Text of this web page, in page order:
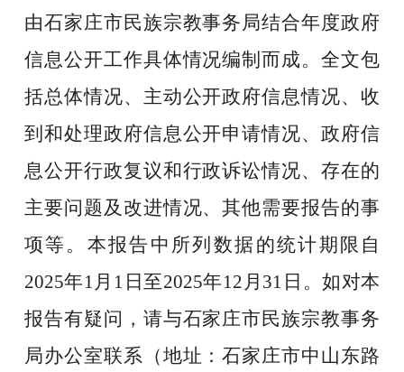
由石家庄市民族宗教事务局结合年度政府
信息公开工作具体情况编制而成。全文包
括总体情况、主动公开政府信息情况、收
到和处理政府信息公开申请情况、政府信
息公开行政复议和行政诉讼情况、存在的
主要问题及改进情况、其他需要报告的事
项等。本报告中所列数据的统计期限自
2025年1月1日至2025年12月31日。如对本
报告有疑问，请与石家庄市民族宗教事务
局办公室联系（地址：石家庄市中山东路